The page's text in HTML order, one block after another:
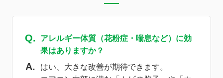
アレルギー体質（花粉症・喘息など）に効
果はありますか？
はい、大きな改善が期待できます。